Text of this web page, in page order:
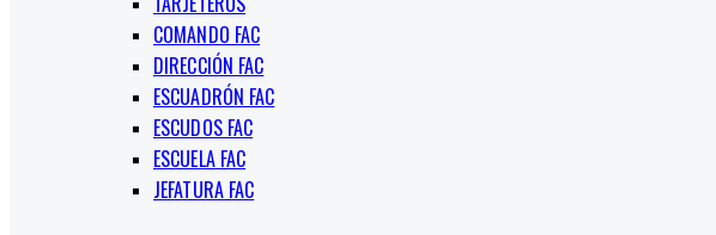
COMANDO FAC
DIRECCIÓN FAC
ESCUADRÓN FAC
ESCUDOS FAC
ESCUELA FAC
JEFATURA FAC